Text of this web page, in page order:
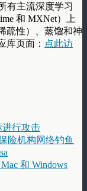
有主流深度学习
和 MXNet）上
疏性）、蒸馏和神
库页面： 点此访
进行攻击
险机构网络钓鱼
和 Windows